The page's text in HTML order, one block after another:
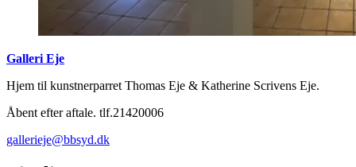
Galleri Eje
Hjem til kunstnerparret Thomas Eje & Katherine Scrivens Eje.
Åbent efter aftale. tlf.21420006
gallerieje@bbsyd.dk